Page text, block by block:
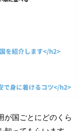
が国ごとにどのくら